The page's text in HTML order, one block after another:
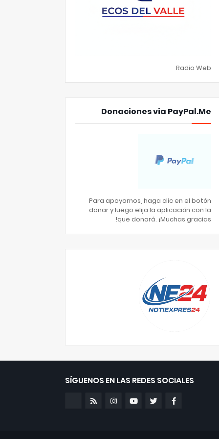
Radio Web
Donaciones via PayPal.Me
Para apoyarnos, haga clic en el botón
donar y luego elija la aplicación con la
que donará. ¡Muchas gracias!
SÍGUENOS EN LAS REDES SOCIALES